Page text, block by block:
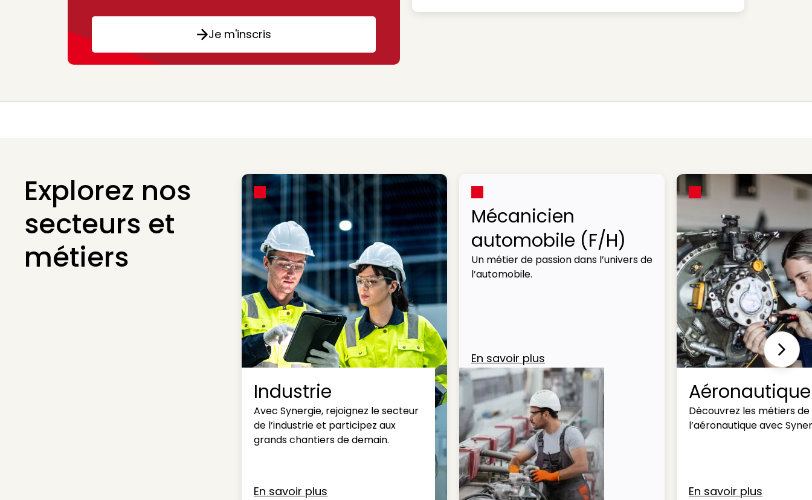
Je m'inscris
Explorez nos
secteurs et
métiers
Industrie
Avec Synergie, rejoignez le secteur
de l’industrie et participez aux
grands chantiers de demain.
En savoir plus
Mécanicien
automobile (F/H)
Un métier de passion dans l’univers de
l’automobile.
En savoir plus
Aéronautique
Découvrez les métiers de
l’aéronautique avec
En savoir plus
Next